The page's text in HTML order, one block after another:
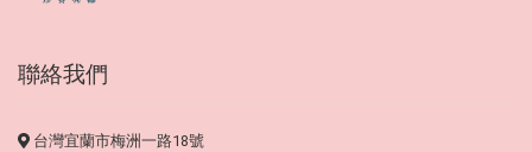
聯絡我們
台灣宜蘭市梅洲一路18號